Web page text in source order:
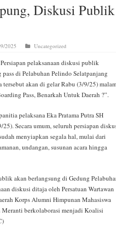
Diskusi
2025 Uncategorized
pelaksanaan diskusi publik
di Pelabuhan Pelindo Selatpanjang
akan di gelar Rabu (3/9/25)
Pass, Benarkah Untuk Daerah ?”.
pelaksana Eka Pratama Putra SH
25). Secara umum, seluruh persiapan
menyiapkan segala hal, mulai dari
undangan, susunan acara hingga
akan berlangsung di Gedung
diskusi ditaja oleh Persatuan Wartawan
Korps Alumni Himpunan Mahasiswa
berkolaborasi menjadi Koalisi